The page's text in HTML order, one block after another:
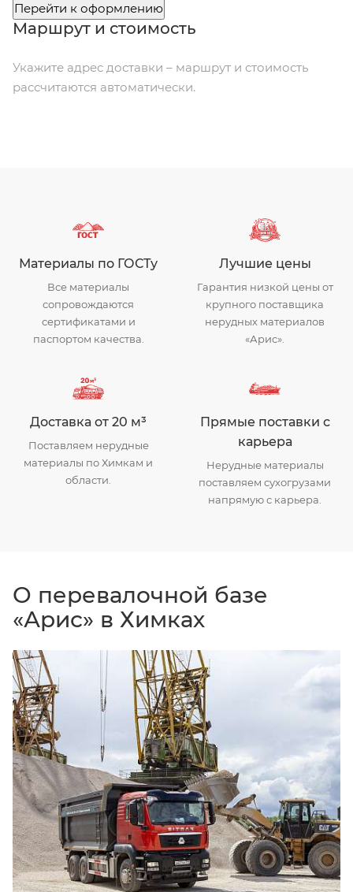
Перейти к оформлению
Маршрут и стоимость
Укажите адрес доставки – маршрут и стоимость
рассчитаются автоматически.
Материалы по ГОСТу
Все материалы
сопровождаются
сертификатами и
паспортом качества.
Лучшие цены
Гарантия низкой цены от
крупного поставщика
нерудных материалов
«Арис».
Доставка от 20 м³
Поставляем нерудные
материалы по Химкам и
области.
Прямые поставки с
карьера
Нерудные материалы
поставляем сухогрузами
напрямую с карьера.
О перевалочной базе
«Арис» в Химках